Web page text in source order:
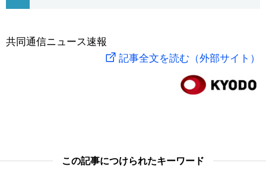
社会
旅と暮らし
科学・技術
暮らし
共同通信ニュース速報
記事全文を読む（外部サイト）
この記事につけられたキーワード